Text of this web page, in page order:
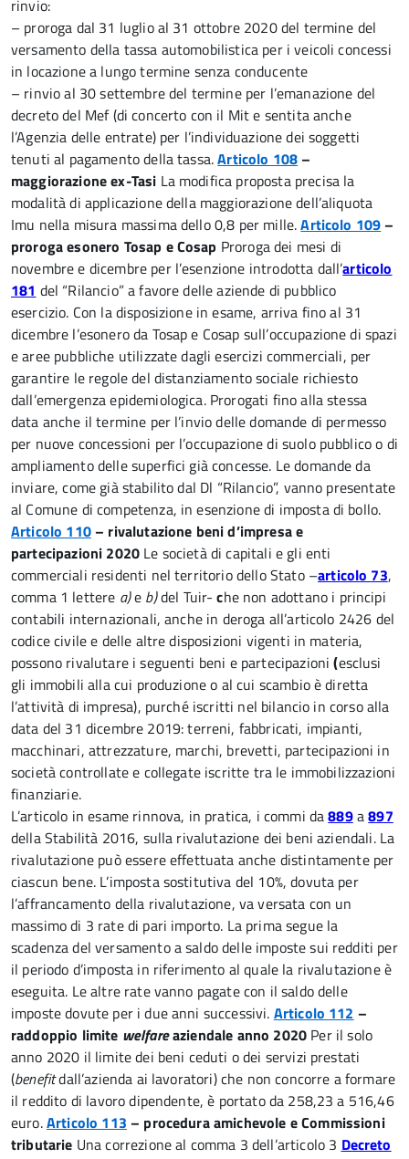
rinvio:
– proroga dal 31 luglio al 31 ottobre 2020 del termine del
versamento della tassa automobilistica per i veicoli concessi
in locazione a lungo termine senza conducente
– rinvio al 30 settembre del termine per l’emanazione del
decreto del Mef (di concerto con il Mit e sentita anche
l’Agenzia delle entrate) per l’individuazione dei soggetti
tenuti al pagamento della tassa.Articolo 108 –
maggiorazione ex-Tasi La modifica proposta precisa la
modalità di applicazione della maggiorazione dell’aliquota
Imu nella misura massima dello 0,8 per mille.Articolo 109 –
proroga esonero Tosap e Cosap Proroga dei mesi di
novembre e dicembre per l’esenzione introdotta dall’articolo
181 del “Rilancio” a favore delle aziende di pubblico
esercizio. Con la disposizione in esame, arriva fino al 31
dicembre l’esonero da Tosap e Cosap sull’occupazione di spazi
e aree pubbliche utilizzate dagli esercizi commerciali, per
garantire le regole del distanziamento sociale richiesto
dall’emergenza epidemiologica. Prorogati fino alla stessa
data anche il termine per l’invio delle domande di permesso
per nuove concessioni per l’occupazione di suolo pubblico o di
ampliamento delle superfici già concesse. Le domande da
inviare, come già stabilito dal Dl “Rilancio”, vanno presentate
al Comune di competenza, in esenzione di imposta di bollo.
Articolo 110– rivalutazione beni d’impresa e
partecipazioni 2020 Le società di capitali e gli enti
commerciali residenti nel territorio dello Stato –articolo 73,
comma 1 lettere a)e b)del Tuir-che non adottano i principi
contabili internazionali, anche in deroga all’articolo 2426 del
codice civile e delle altre disposizioni vigenti in materia,
possono rivalutare i seguenti beni e partecipazioni(esclusi
gli immobili alla cui produzione o al cui scambio è diretta
l’attività di impresa), purché iscritti nel bilancio in corso alla
data del 31 dicembre 2019:terreni, fabbricati, impianti,
macchinari, attrezzature, marchi, brevetti, partecipazioni in
società controllate e collegate iscritte tra le immobilizzazioni
finanziarie.
L’articolo in esame rinnova, in pratica, i commi da889a897
della Stabilità 2016, sulla rivalutazione dei beni aziendali. La
rivalutazione può essere effettuata anche distintamente per
ciascun bene. L’imposta sostitutiva del 10%, dovuta per
l’affrancamento della rivalutazione, va versata con un
massimo di 3 rate di pari importo. La prima segue la
scadenza del versamento a saldo delle imposte sui redditi per
il periodo d’imposta in riferimento al quale la rivalutazione è
eseguita. Le altre rate vanno pagate con il saldo delle
imposte dovute per i due anni successivi. Articolo 112 –
raddoppio limite welfareaziendale anno 2020 Per il solo
anno 2020 il limite dei beni ceduti o dei servizi prestati
(benefitdall’azienda ai lavoratori) che non concorre a formare
il reddito di lavoro dipendente, è portato da 258,23 a 516,46
euro.Articolo 113 – procedura amichevole e Commissioni
tributarie Una correzione al comma 3 dell’articolo 3 Decreto